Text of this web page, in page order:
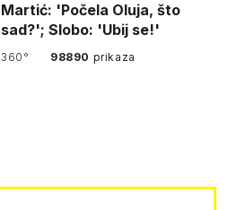
Martić: 'Počela Oluja, što
sad?'; Slobo: 'Ubij se!'
360° 98890 prikaza